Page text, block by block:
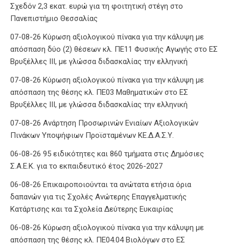
Σχεδόν 2,3 εκατ. ευρώ για τη φοιτητική στέγη στο
Πανεπιστήμιο Θεσσαλίας
07-08-26 Κύρωση αξιολογικού πίνακα για την κάλυψη με
απόσπαση δύο (2) θέσεων κλ. ΠΕ11 Φυσικής Αγωγής στο ΕΣ
Βρυξέλλες ΙΙΙ, με γλώσσα διδασκαλίας την ελληνική
07-08-26 Κύρωση αξιολογικού πίνακα για την κάλυψη με
απόσπαση της θέσης κλ. ΠΕ03 Μαθηματικών στο ΕΣ
Βρυξέλλες ΙΙΙ, με γλώσσα διδασκαλίας την ελληνική
07-08-26 Ανάρτηση Προσωρινών Ενιαίων Αξιολογικών
Πινάκων Υποψήφιων Προϊσταμένων ΚΕ.Δ.Α.Σ.Υ.
06-08-26 95 ειδικότητες και 860 τμήματα στις Δημόσιες
Σ.Α.Ε.Κ. για το εκπαιδευτικό έτος 2026-2027
06-08-26 Επικαιροποιούνται τα ανώτατα ετήσια όρια
δαπανών για τις Σχολές Ανώτερης Επαγγελματικής
Κατάρτισης και τα Σχολεία Δεύτερης Ευκαιρίας
06-08-26 Κύρωση αξιολογικού πίνακα για την κάλυψη με
απόσπαση της θέσης κλ. ΠΕ04.04 Βιολόγων στο ΕΣ